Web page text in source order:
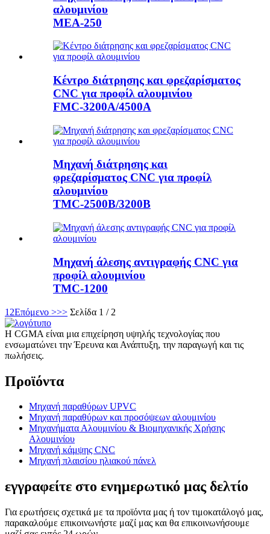
αλουμινίου
MEA-250
Κέντρο διάτρησης και φρεζαρίσματος
CNC για προφίλ αλουμινίου
FMC-3200A/4500A
Μηχανή διάτρησης και
φρεζαρίσματος CNC για προφίλ
αλουμινίου
TMC-2500B/3200B
Μηχανή άλεσης αντιγραφής CNC για
προφίλ αλουμινίου
TMC-1200
1 2Επόμενο >>> Σελίδα 1 / 2
Η CGMA είναι μια επιχείρηση υψηλής τεχνολογίας που
ενσωματώνει την Έρευνα και Ανάπτυξη, την παραγωγή και τις
πωλήσεις.
Προϊόντα
Μηχανή παραθύρων UPVC
Μηχανή παραθύρων και προσόψεων αλουμινίου
Μηχανήματα Αλουμινίου & Βιομηχανικής Χρήσης
Αλουμινίου
Μηχανή κάμψης CNC
Μηχανή πλαισίου ηλιακού πάνελ
εγγραφείτε στο ενημερωτικό μας δελτίο
Για ερωτήσεις σχετικά με τα προϊόντα μας ή τον τιμοκατάλογό μας,
παρακαλούμε επικοινωνήστε μαζί μας και θα επικοινωνήσουμε